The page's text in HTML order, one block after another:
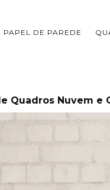
PAPEL DE PAREDE
Quadros Nuvem e